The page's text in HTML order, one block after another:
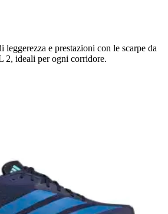
leggerezza e prestazioni con le scarpe da
2, ideali per ogni corridore.